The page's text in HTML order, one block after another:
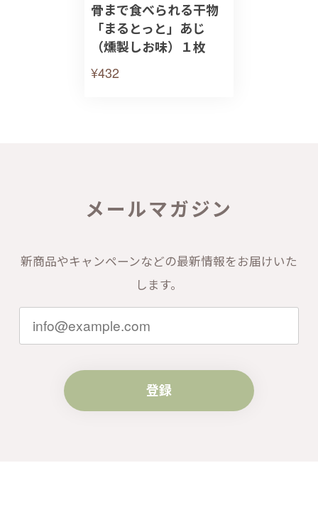
骨まで食べられる干物
「まるとっと」あじ
（燻製しお味）１枚
¥432
メールマガジン
新商品やキャンペーンなどの最新情報をお届けいた
します。
登録